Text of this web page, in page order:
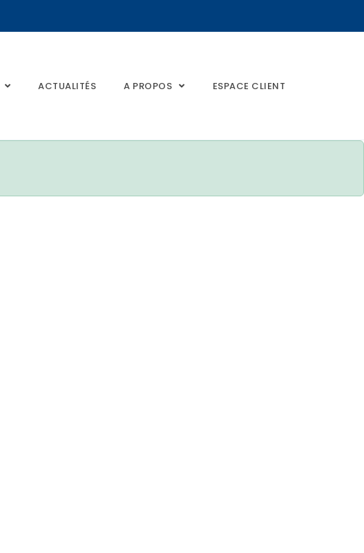
ACTUALITÉS A PROPOS ESPACE CLIENT